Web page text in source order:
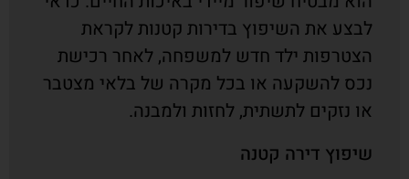
לבצע את השיפוץ בדירות קטנות לקראת
הצטרפות ילד חדש למשפחה, לאחר רכישת
נכס להשקעה או בכל מקרה של בלאי מצטבר
או נזקים לתשתית, לחזות ולמבנה.
שיפוץ דירה קטנה